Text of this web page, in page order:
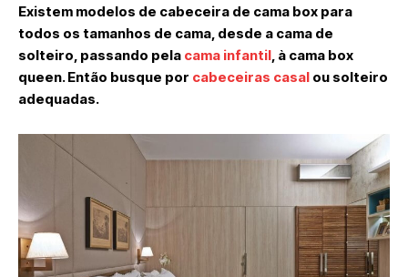
Existem modelos de cabeceira de cama box para
todos os tamanhos de cama, desde a cama de
solteiro, passando pela cama infantil, à cama box
queen. Então busque por cabeceiras casal ou solteiro
adequadas.